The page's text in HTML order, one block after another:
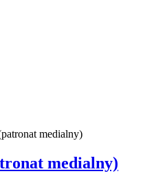
medialny)
medialny)